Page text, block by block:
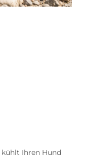
kühlt Ihren Hund